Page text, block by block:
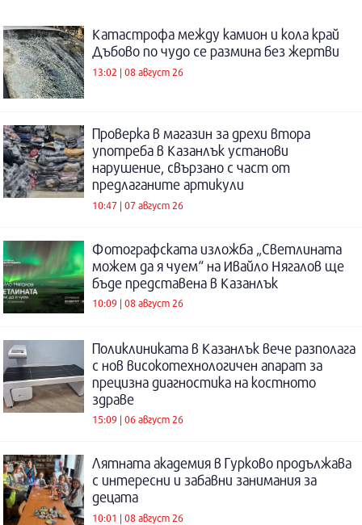
Катастрофа между камион и кола край
Дъбово по чудо се размина без жертви
13:02 | 08 август 26
Проверка в магазин за дрехи втора
употреба в Казанлък установи
нарушение, свързано с част от
предлаганите артикули
10:47 | 07 август 26
Фотографската изложба „Светлината
можем да я чуем“ на Ивайло Нягалов ще
бъде представена в Казанлък
10:09 | 08 август 26
Поликлиниката в Казанлък вече разполага
с нов високотехнологичен апарат за
прецизна диагностика на костното
здраве
15:09 | 06 август 26
Лятната академия в Гурково продължава
с интересни и забавни занимания за
децата
10:01 | 08 август 26